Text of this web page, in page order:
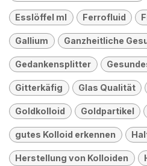
Esslöffel ml Ferrofluid
Gallium Ganzheitliche
Gedankensplitter
Gitterkäfig Glas Qualität
Goldkolloid Goldpartikel
gutes Kolloid erkennen
Herstellung von Kolloiden